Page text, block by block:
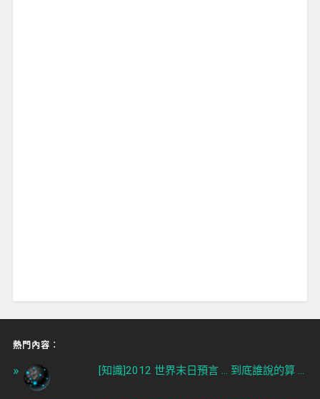
熱門內容︰
[知識]2012 世界末日預言 ... 到底誰說的算 ...